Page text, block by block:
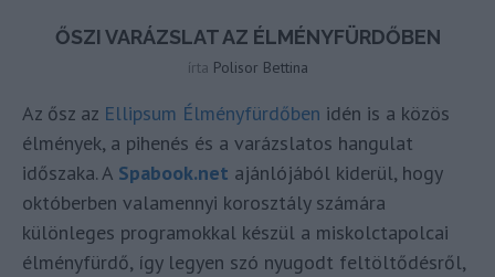
ŐSZI VARÁZSLAT AZ ÉLMÉNYFÜRDŐBEN
írta Polisor Bettina
Az ősz az Ellipsum Élményfürdőben idén is a közös
élmények, a pihenés és a varázslatos hangulat
időszaka. A Spabook.net ajánlójából kiderül, hogy
októberben valamennyi korosztály számára
különleges programokkal készül a miskolctapolcai
élményfürdő, így legyen szó nyugodt feltöltődésről,